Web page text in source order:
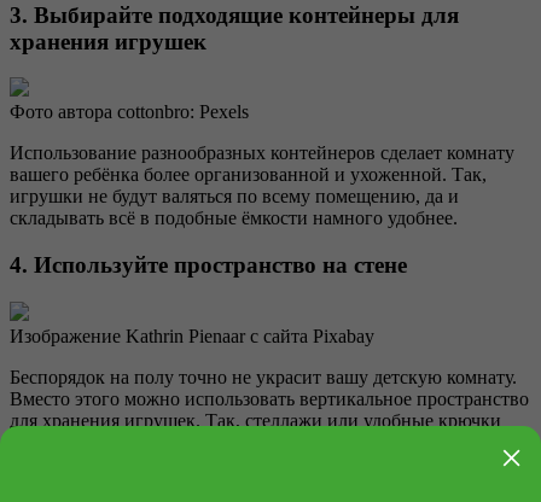
3. Выбирайте подходящие контейнеры для
хранения игрушек
Фото автора cottonbro: Pexels
Использование разнообразных контейнеров сделает комнату
вашего ребёнка более организованной и ухоженной. Так,
игрушки не будут валяться по всему помещению, да и
складывать всё в подобные ёмкости намного удобнее.
4. Используйте пространство на стене
Изображение Kathrin Pienaar с сайта Pixabay
Беспорядок на полу точно не украсит вашу детскую комнату.
Вместо этого можно использовать вертикальное пространство
для хранения игрушек. Так, стеллажи или удобные крючки
×